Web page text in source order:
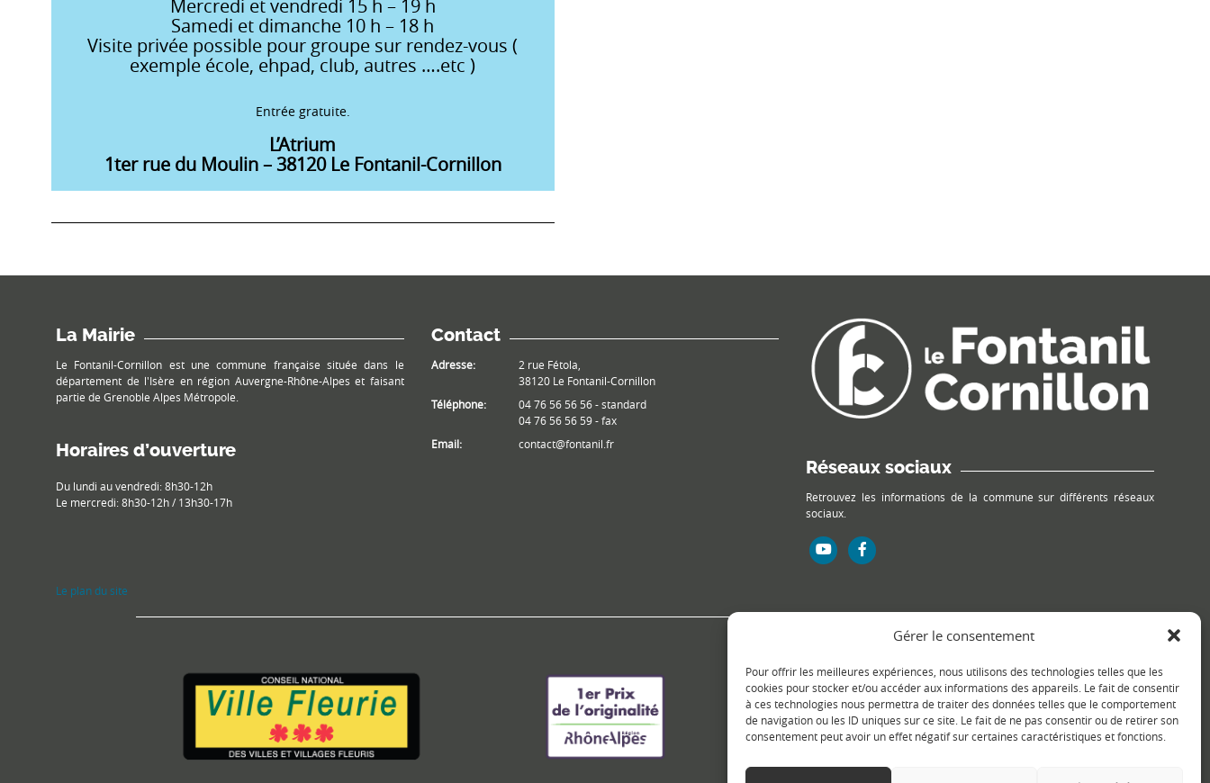
Gérer le consentement
Pour offrir les meilleures expériences, nous utilisons des technologies telles que les
cookies pour stocker et/ou accéder aux informations des appareils. Le fait de consentir
à ces technologies nous permettra de traiter des données telles que le comportement
de navigation ou les ID uniques sur ce site. Le fait de ne pas consentir ou de retirer son
consentement peut avoir un effet négatif sur certaines caractéristiques et fonctions.
Mercredi et vendredi 15 h – 19 h
Samedi et dimanche 10 h – 18 h
Visite privée possible pour groupe sur rendez-vous (
exemple école, ehpad, club, autres ….etc )
Entrée gratuite.
L’Atrium
1ter rue du Moulin – 38120 Le Fontanil-Cornillon
La Mairie
Le Fontanil-Cornillon est une commune française située dans le
département de l'Isère en région Auvergne-Rhône-Alpes et faisant
partie de Grenoble Alpes Métropole.
Horaires d’ouverture
Du lundi au vendredi: 8h30-12h
Le mercredi: 8h30-12h / 13h30-17h
Contact
Adresse:
2 rue Fétola,
38120 Le Fontanil-Cornillon
Téléphone:
04 76 56 56 56 - standard
04 76 56 56 59 - fax
Email:
contact@fontanil.fr
Réseaux sociaux
Retrouvez les informations de la commune sur différents réseaux
sociaux.
Le plan du site